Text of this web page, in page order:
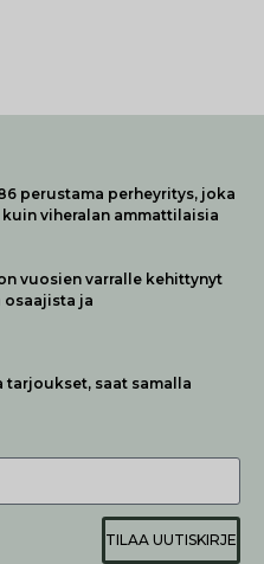
perustama perheyritys, joka
viheralan ammattilaisia
vuosien varralle kehittynyt
ja
saat samalla
TILAA UUTISKIRJE